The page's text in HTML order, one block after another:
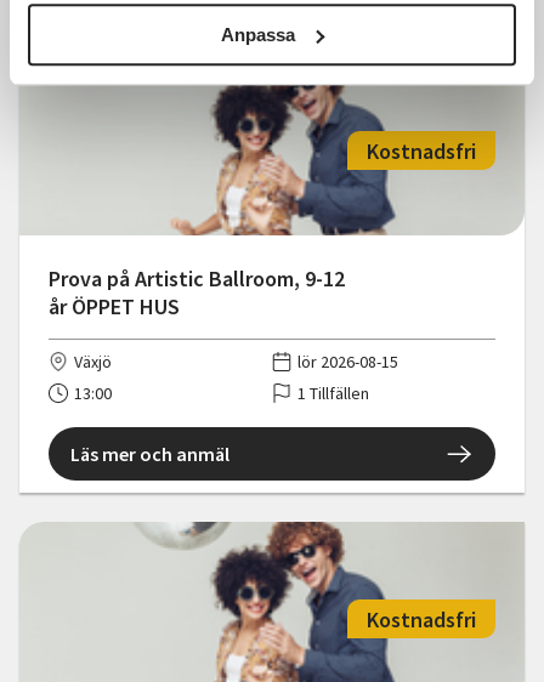
Anpassa
Prova på Artistic Ballroom, 9-12
år ÖPPET HUS
Kostnadsfri
Växjö
lör 2026-08-15
13:00
1 Tillfällen
Läs mer och anmäl
Kostnadsfri